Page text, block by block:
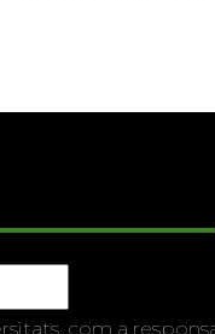
com a